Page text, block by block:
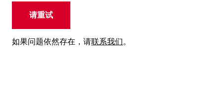
请重试
如果问题依然存在，请联系我们。